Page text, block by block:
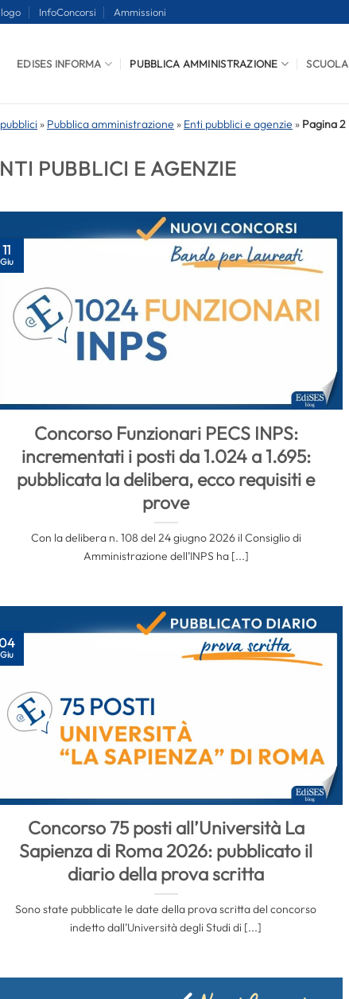
InfoConcorsi Ammissioni
EDISES INFORMA PUBBLICA AMMINISTRAZIONE SCUOLA
» Pubblica amministrazione » Enti pubblici e agenzie » Pagina 2
PUBBLICI E AGENZIE
Concorso Funzionari PECS INPS:
incrementati i posti da 1.024 a 1.695:
pubblicata la delibera, ecco requisiti e
prove
Con la delibera n. 108 del 24 giugno 2026 il Consiglio di
Amministrazione dell’INPS ha [...]
11
Giu
Concorso 75 posti all’Università La
Sapienza di Roma 2026: pubblicato il
diario della prova scritta
Sono state pubblicate le date della prova scritta del concorso
indetto dall’Università degli Studi di [...]
Giu